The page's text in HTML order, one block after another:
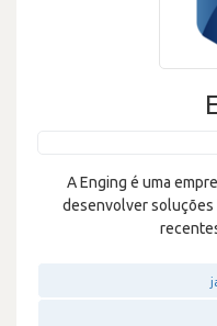
A Enging é uma
desenvolver soluções